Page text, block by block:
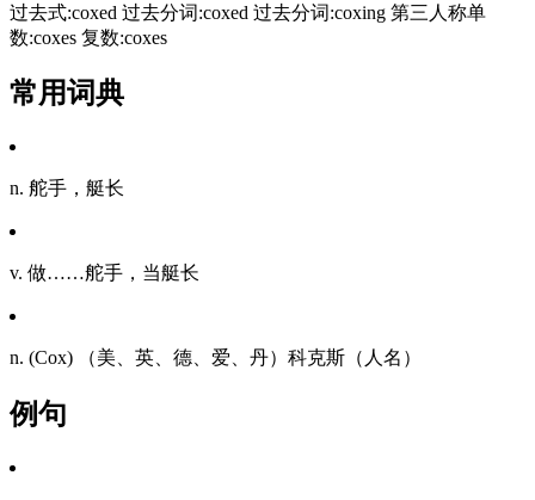
过去式:coxed 过去分词:coxed 过去分词:coxing 第三人称单
数:coxes 复数:coxes
常用词典
n. 舵手，艇长
v. 做……舵手，当艇长
n. (Cox) （美、英、德、爱、丹）科克斯（人名）
例句